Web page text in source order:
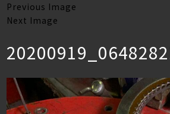
Previous Image
Next Image